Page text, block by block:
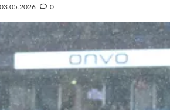
03.05.2026 0